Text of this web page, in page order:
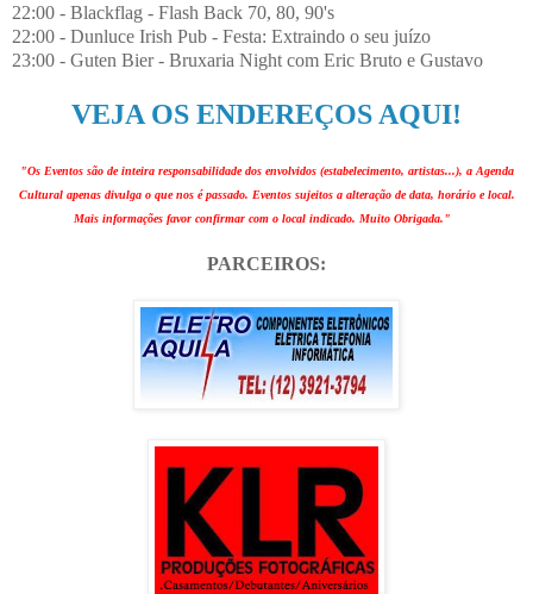
22:00 - Blackflag - Flash Back 70, 80, 90's
22:00 - Dunluce Irish Pub - Festa: Extraindo o seu juízo
23:00 - Guten Bier - Bruxaria Night com Eric Bruto e Gustavo
VEJA OS ENDEREÇOS AQUI!
"Os Eventos são de inteira responsabilidade dos envolvidos (estabelecimento, artistas...), a Agenda
Cultural apenas divulga o que nos é passado. Eventos sujeitos a alteração de data, horário e local.
Mais informações favor confirmar com o local indicado. Muito Obrigada."
PARCEIROS: